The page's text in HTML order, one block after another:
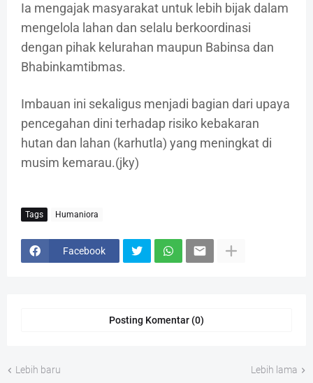
Ia mengajak masyarakat untuk lebih bijak dalam
mengelola lahan dan selalu berkoordinasi
dengan pihak kelurahan maupun Babinsa dan
Bhabinkamtibmas.
Imbauan ini sekaligus menjadi bagian dari upaya
pencegahan dini terhadap risiko kebakaran
hutan dan lahan (karhutla) yang meningkat di
musim kemarau.(jky)
Tags Humaniora
Facebook
Posting Komentar (0)
Lebih baru Lebih lama